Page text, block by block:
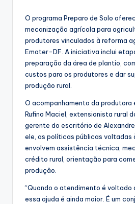
O programa Preparo de Solo
mecanização agrícola para
produtores vinculados à reforma
Emater-DF. A iniciativa inclui
preparação da área de plantio,
custos para os produtores e dar
produção rural.
O acompanhamento da produtora
Rufino Maciel, extensionista rural
gerente do escritório de Alexandre
ele, as políticas públicas voltadas
envolvem assistência técnica,
crédito rural, orientação para
produção.
“Quando o atendimento é
essa ajuda é ainda maior. É um